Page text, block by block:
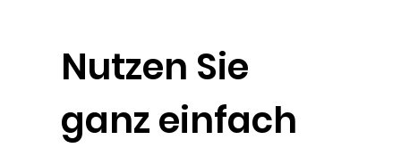
Nutzen Sie
ganz einfach